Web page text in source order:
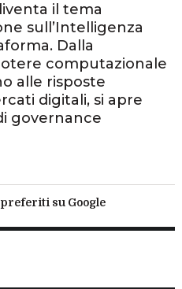
il tema
sull’Intelligenza
Dalla
computazionale
alle risposte
digitali, si apre
governance
su Google